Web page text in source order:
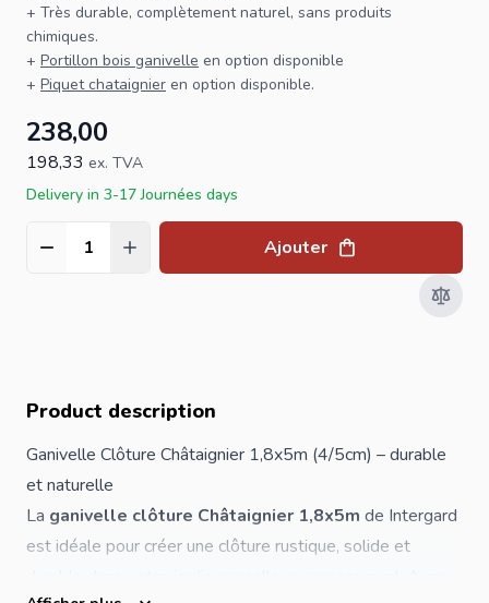
+ Très durable, complètement naturel, sans produits
chimiques.
+ Portillon bois ganivelle en option disponible
+ Piquet chataignier en option disponible.
238,00
198,33 ex. TVA
Delivery in 3-17 Journées days
Quantité Ajouter
Product description
Ganivelle Clôture Châtaignier 1,8x5m (4/5cm) – durable
et naturelle
La ganivelle clôture Châtaignier 1,8x5m de Intergard
est idéale pour créer une clôture rustique, solide et